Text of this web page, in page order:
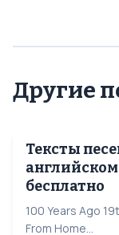
Другие
Тексты
английском
бесплатно
100 Years Ago
From Home...